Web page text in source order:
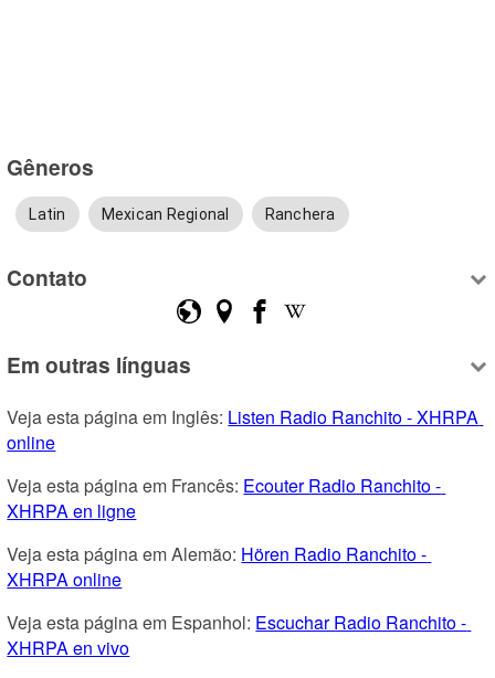
Gêneros
Latin Mexican Regional Ranchera
Contato
Em outras línguas
Veja esta página em Inglês: Listen Radio Ranchito - XHRPA
online
Veja esta página em Francês: Ecouter Radio Ranchito -
XHRPA en ligne
Veja esta página em Alemão: Hören Radio Ranchito -
XHRPA online
Veja esta página em Espanhol: Escuchar Radio Ranchito -
XHRPA en vivo